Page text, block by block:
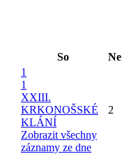
So Ne
1
1
XXIII.
KRKONOŠSKÉ
KLÁNÍ
Zobrazit všechny
záznamy ze dne
2